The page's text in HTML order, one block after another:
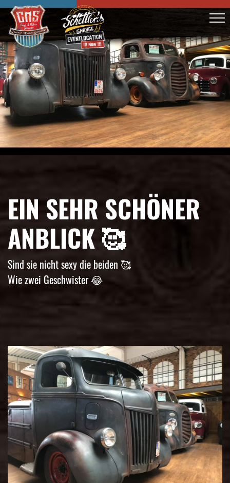
EIN SEHR SCHÖNER
ANBLICK 🥰
Sind sie nicht sexy die beiden 🥰
Wie zwei Geschwister 😂